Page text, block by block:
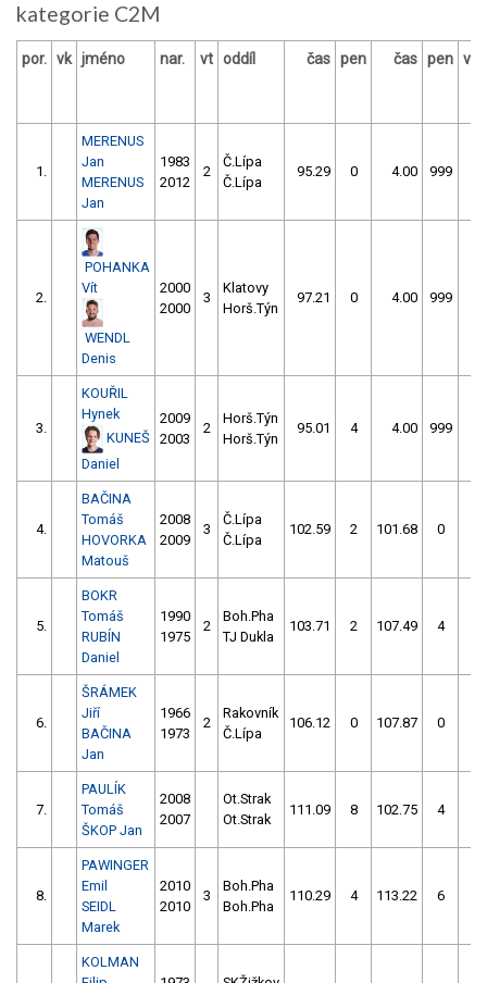
kategorie C2M
por. vk jméno nar. vt oddíl čas pen čas pen
1.
MERENUS
Jan
MERENUS
Jan
1983
2012
2
Č.Lípa
Č.Lípa
95.29 0 4.00 999
2.
POHANKA
Vít
WENDL
Denis
2000
2000
3
Klatovy
Horš.Týn
97.21 0 4.00 999
3.
KOUŘIL
Hynek
KUNEŠ
Daniel
2009
2003
2
Horš.Týn
Horš.Týn
95.01 4 4.00 999
4.
BAČINA
Tomáš
HOVORKA
Matouš
2008
2009
3
Č.Lípa
Č.Lípa
102.59 2 101.68 0
5.
BOKR
Tomáš
RUBÍN
Daniel
1990
1975
2
Boh.Pha
TJ Dukla
103.71 2 107.49 4
6.
ŠRÁMEK
Jiří
BAČINA
Jan
1966
1973
2
Rakovník
Č.Lípa
106.12 0 107.87 0
7.
PAULÍK
Tomáš
ŠKOP Jan
2008
2007
Ot.Strak
Ot.Strak
111.09 8 102.75 4
8.
PAWINGER
Emil
SEIDL
Marek
2010
2010
3
Boh.Pha
Boh.Pha
110.29 4 113.22 6
KOLMAN